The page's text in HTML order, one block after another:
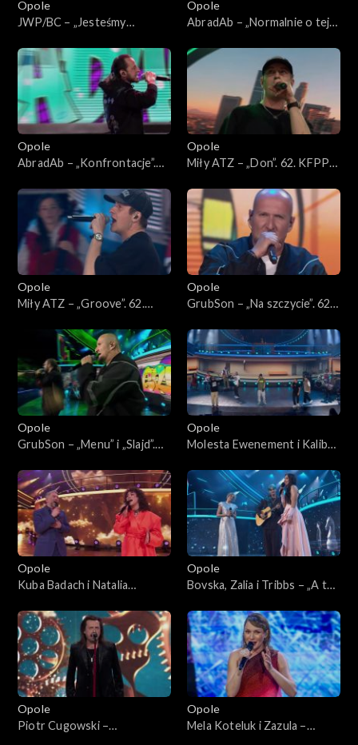
Opole
JWP/BC – „Jesteśmy
KFPP: Koncert „Hip-hop.
Jedno podwórko”
Opole
AbradAb – „Normalnie o tej
„Hip-hop. Jedno podwórko”
Opole
AbradAb – „Konfrontacje”.
Jedno podwórko”
Opole
Miły ATZ – „Don”. 62. KFPP:
podwórko”
Opole
Miły ATZ – „Groove”. 62.
Jedno podwórko”
Opole
GrubSon – „Na szczycie”. 62.
Jedno podwórko”
Opole
GrubSon – „Menu” i „Slajd”.
Jedno podwórko”
Opole
Molesta Ewenement i Kaliber
KFPP: Koncert „Hip-hop.
Jedno podwórko”
Opole
Kuba Badach i Natalia
nami”. 62. KFPP: Koncert
„Debiuty”
Opole
Bovska, Zalia i Tribbs – „A ty
Koncert „Debiuty”
Opole
Piotr Cugowski –
Opole
Mela Koteluk i Zazula –